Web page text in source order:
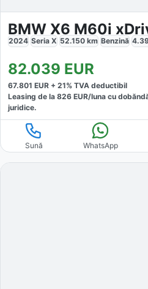
BMW X6 M60i
2024 Seria X 52.150 km Benzină
82.039 EUR
67.801 EUR + 21% TVA deductibil
Leasing de la 826 EUR/luna cu
juridice.
Sună WhatsApp